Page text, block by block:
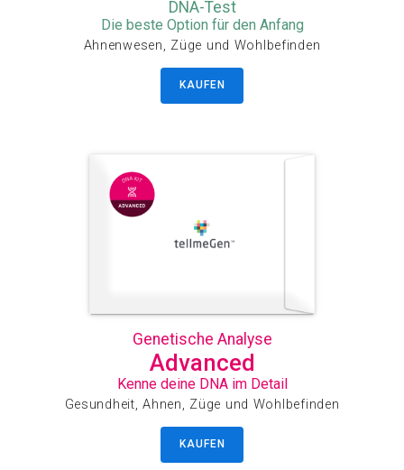
DNA-Test
Die beste Option für den Anfang
Ahnenwesen, Züge und Wohlbefinden
KAUFEN
Genetische Analyse
Advanced
Kenne deine DNA im Detail
Gesundheit, Ahnen, Züge und Wohlbefinden
KAUFEN